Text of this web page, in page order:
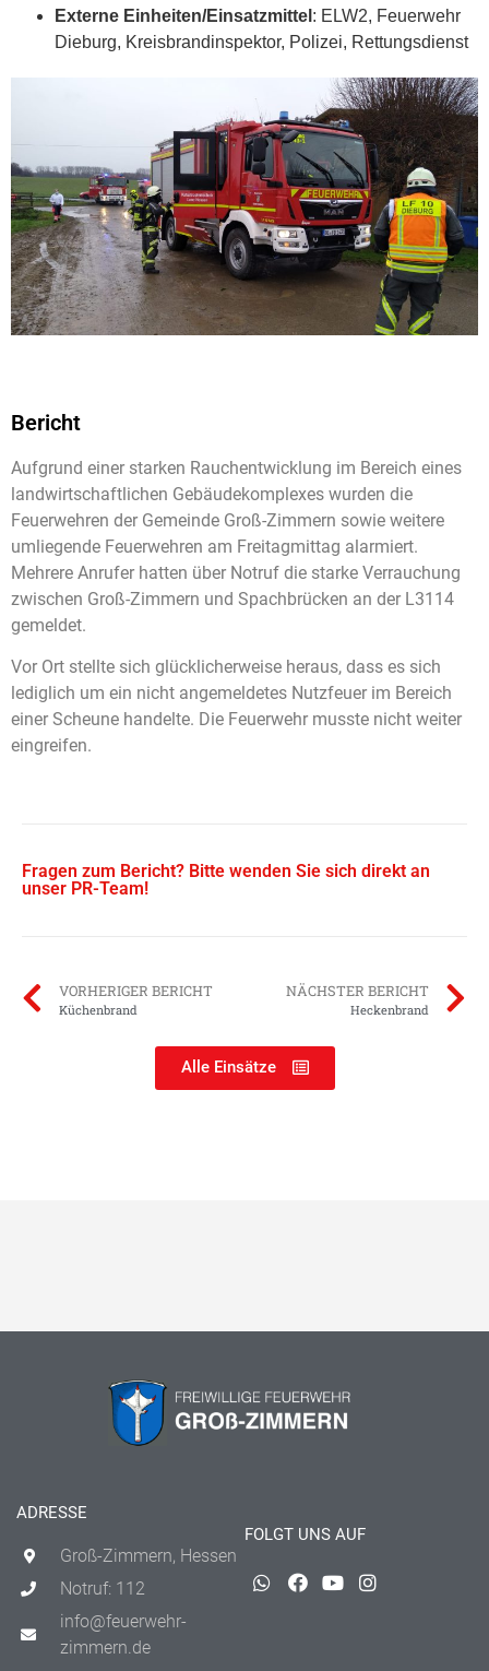
Externe Einheiten/Einsatzmittel : ELW2, Feuerwehr
Dieburg, Kreisbrandinspektor, Polizei, Rettungsdienst
Bericht
Aufgrund einer starken Rauchentwicklung im Bereich eines
landwirtschaftlichen Gebäudekomplexes wurden die
Feuerwehren der Gemeinde Groß-Zimmern sowie weitere
umliegende Feuerwehren am Freitagmittag alarmiert.
Mehrere Anrufer hatten über Notruf die starke Verrauchung
zwischen Groß-Zimmern und Spachbrücken an der L3114
gemeldet.
Vor Ort stellte sich glücklicherweise heraus, dass es sich
lediglich um ein nicht angemeldetes Nutzfeuer im Bereich
einer Scheune handelte. Die Feuerwehr musste nicht weiter
eingreifen.
Fragen zum Bericht? Bitte wenden Sie sich direkt an
unser PR-Team!
VORHERIGER BERICHT
Küchenbrand
NÄCHSTER BERICHT
Heckenbrand
Alle Einsätze
ADRESSE
Groß-Zimmern, Hessen
Notruf: 112
info@feuerwehr-
zimmern.de
FOLGT UNS AUF